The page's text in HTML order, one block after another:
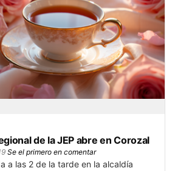
de la JEP abre en Corozal
Se el primero en comentar
a las 2 de la tarde en la alcaldía